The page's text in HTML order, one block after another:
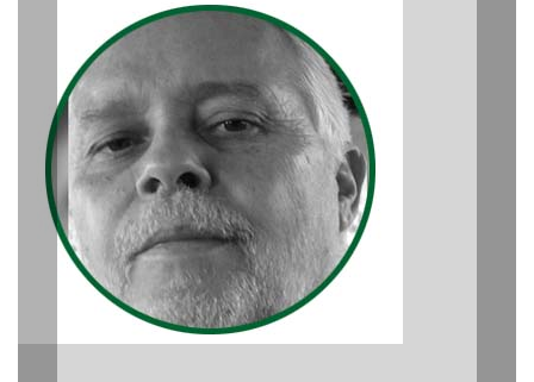
El debate de la Protección de los Derechos de las
Audiencias
Ago 05, 2026 / 11:33 AM